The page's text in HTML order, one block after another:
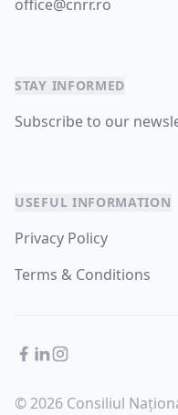
office@cnrr.ro
STAY INFORMED
Subscribe to our
USEFUL INFORMATION
Privacy Policy
Terms & Conditions
Facebook
LinkedIn
Instagram
© 2026 Consiliul